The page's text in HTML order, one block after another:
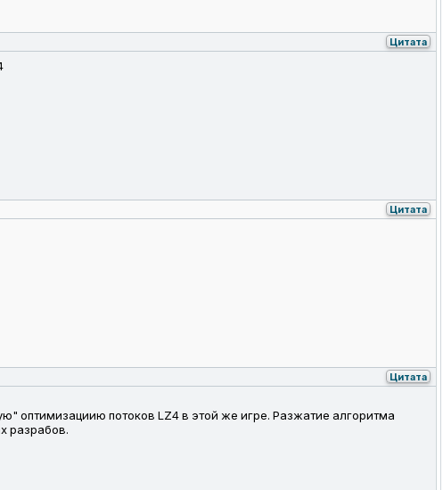
Цитата
Цитата
Цитата
оптимизациию потоков LZ4 в этой же игре. Разжатие алгоритма
разрабов.